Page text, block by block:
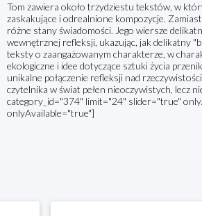
Tom zawiera około trzydziestu tekstów, w
zaskakujące i odrealnione kompozycje.
różne stany świadomości. Jego wiersze
wewnętrznej refleksji, ukazując, jak delikatny
teksty o zaangażowanym charakterze, w
ekologiczne i idee dotyczące sztuki życia
unikalne połączenie refleksji nad
czytelnika w świat pełen nieoczywistych, lecz
category_id="374" limit="24" slider="true"
onlyAvailable="true"]